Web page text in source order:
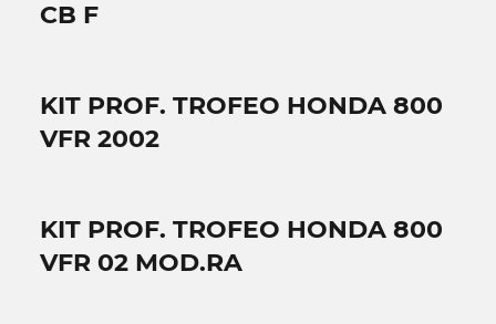
CB F
KIT PROF. TROFEO HONDA 800
VFR 2002
KIT PROF. TROFEO HONDA 800
VFR 02 MOD.RA